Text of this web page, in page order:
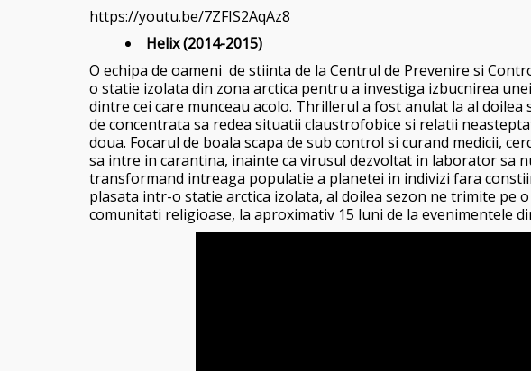
https://youtu.be/7ZFIS2AqAz8
Helix (2014-2015)
O echipa de oameni de stiinta de la Centrul de Prevenire si
o statie izolata din zona arctica pentru a investiga izbucnirea
dintre cei care munceau acolo. Thrillerul a fost anulat la al doilea
de concentrata sa redea situatii claustrofobice si relatii
doua. Focarul de boala scapa de sub control si curand medicii,
sa intre in carantina, inainte ca virusul dezvoltat in laborator sa
transformand intreaga populatie a planetei in indivizi fara
plasata intr-o statie arctica izolata, al doilea sezon ne trimite pe
comunitati religioase, la aproximativ 15 luni de la evenimentele